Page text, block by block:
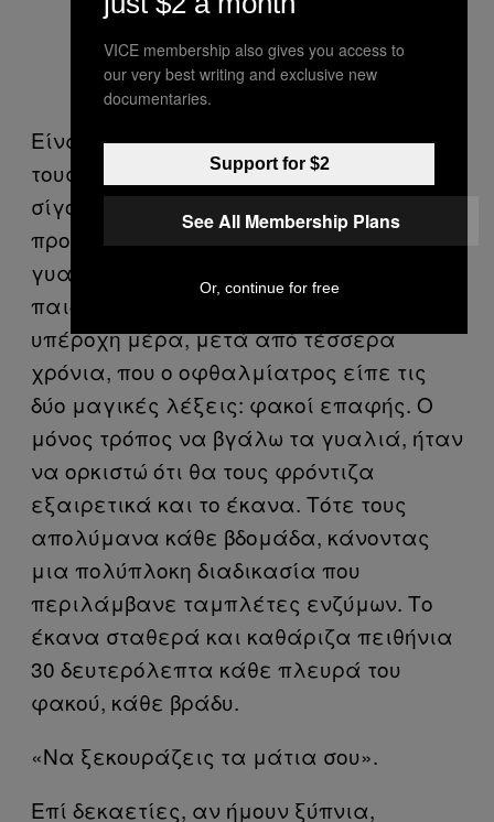
Είναι μια αρχή να φροντίζεις καλά
τους φακούς σου, αλλά δεν είναι
σίγουρος τρόπος αποφυγής του
προβλήματος. Στη Γ΄ Δημοτικού, φόρεσα
γυαλιά και τα όνειρά μου να γίνω cool
παιδί μπήκαν στον πάγο, μέχρι την
υπέροχη μέρα, μετά από τέσσερα
χρόνια, που ο οφθαλμίατρος είπε τις
δύο μαγικές λέξεις: φακοί επαφής. Ο
μόνος τρόπος να βγάλω τα γυαλιά, ήταν
να ορκιστώ ότι θα τους φρόντιζα
εξαιρετικά και το έκανα. Τότε τους
απολύμανα κάθε βδομάδα, κάνοντας
μια πολύπλοκη διαδικασία που
περιλάμβανε ταμπλέτες ενζύμων. Το
έκανα σταθερά και καθάριζα πειθήνια
30 δευτερόλεπτα κάθε πλευρά του
φακού, κάθε βράδυ.
«Να ξεκουράζεις τα μάτια σου».
Επί δεκαετίες, αν ήμουν ξύπνια,
VICE membership also gives you access to
our very best writing and exclusive new
documentaries.
Support for $2
See All Membership Plans
Or, continue for free